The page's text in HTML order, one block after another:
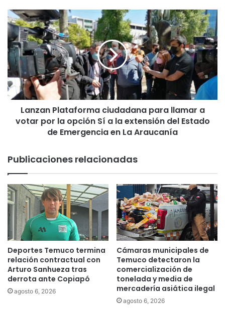
a
p
u
r
e
s
e
n
u
o
d
e
t
e
c
c
L
a
n
z
n
P
l
a
m
a
c
i
u
d
d
a
n
a
p
a
Lanzan Plataforma ciudadana para llamar a
votar por la opción Sí a la extensión del Estado
de Emergencia en La Araucanía
Publicaciones relacionadas
Deportes Temuco termina
relación contractual con
Arturo Sanhueza tras
derrota ante Copiapó
agosto 6, 2026
Cámaras municipales de
Temuco detectaron la
comercialización de
tonelada y media de
mercadería asiática ilegal
agosto 6, 2026